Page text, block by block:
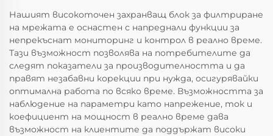
Нашият високоточен захранващ блок за филтриране
на мрежата е оснастен с напреднали функции за
непрекъснат мониторинг и контрол в реално време.
Тази възможност позволява на потребителите да
следят показатели за производителността и да
правят незабавни корекции при нужда, осигурявайки
оптимална работа по всяко време. Възможността за
наблюдение на параметри като напрежение, ток и
коефициент на мощност в реално време дава
възможност на клиентите да поддържат високи